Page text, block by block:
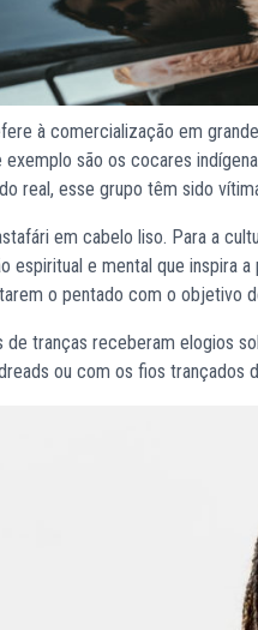
à comercialização em
são os cocares
real, esse grupo têm sido
em cabelo liso. Para a
espiritual e mental que inspira
o pentado com o objetivo
tranças receberam elogios
ou com os fios